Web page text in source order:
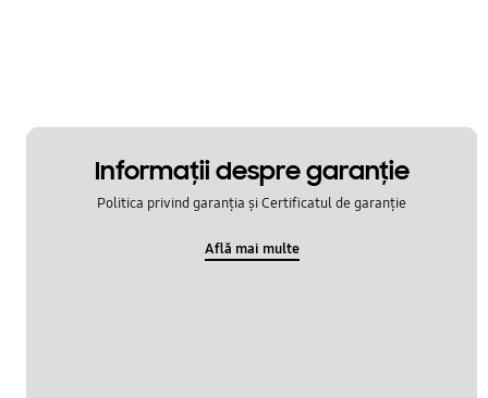
Informaţii despre garanţie
Politica privind garanția și Certificatul de garanție
Află mai multe